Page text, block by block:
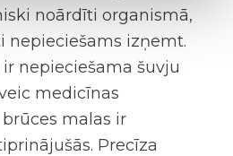
noārdīti organismā,
nepieciešams izņemt.
nepieciešama šuvju
medicīnas
malas ir
Precīza